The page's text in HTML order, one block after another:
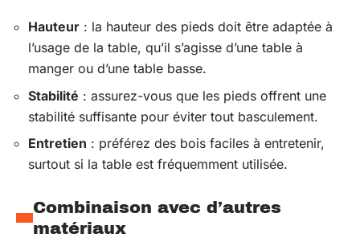
Hauteur : la hauteur des pieds doit être adaptée à
l’usage de la table, qu’il s’agisse d’une table à
manger ou d’une table basse.
Stabilité : assurez-vous que les pieds offrent une
stabilité suffisante pour éviter tout basculement.
Entretien : préférez des bois faciles à entretenir,
surtout si la table est fréquemment utilisée.
Combinaison avec d’autres
matériaux